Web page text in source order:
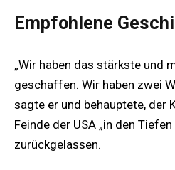
Empfohlene
„Wir haben das stärkste und
geschaffen. Wir haben zwei
sagte er und behauptete, der
Feinde der USA „in den
zurückgelassen.